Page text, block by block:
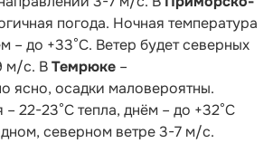
погода. Ночная температура
– до +33°С. Ветер будет северных
м/с. ВТемрюке –
ясно, осадки маловероятны.
22-23°С тепла, днём – до +32°С
северном ветре 3-7 м/с.